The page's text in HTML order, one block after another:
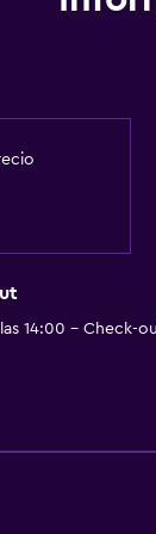
14:00 - Check-